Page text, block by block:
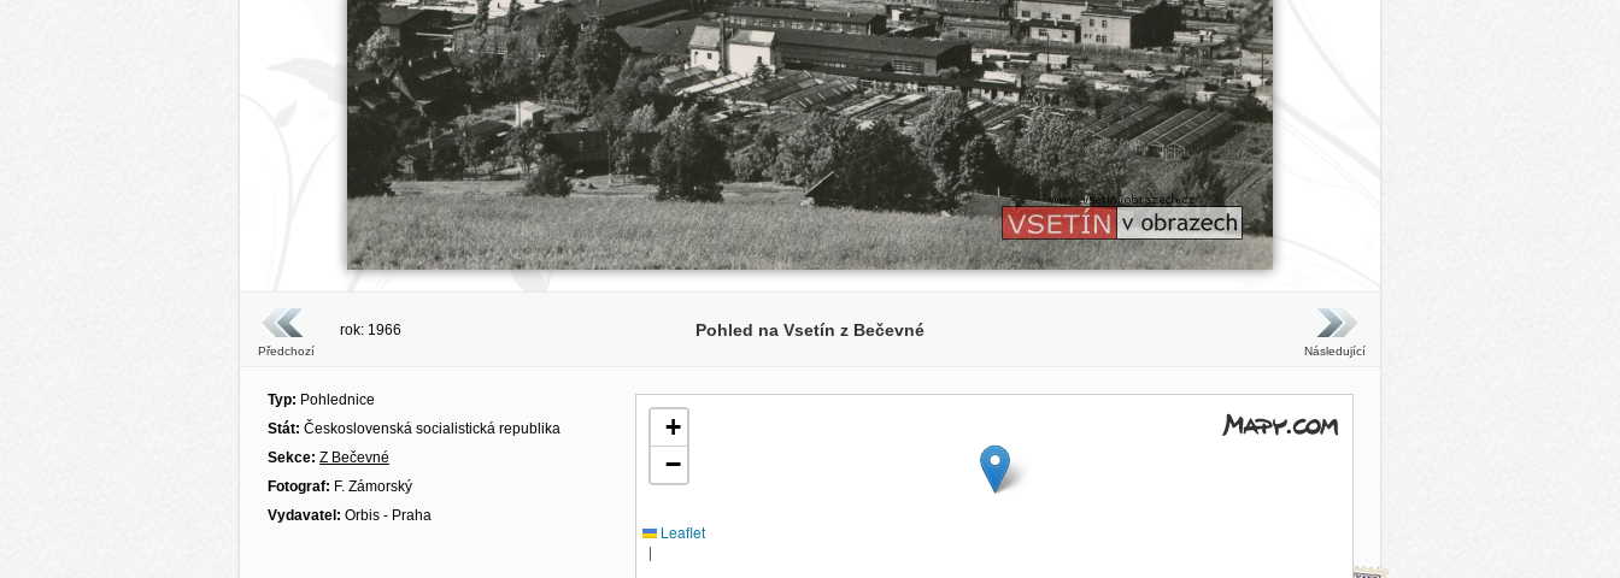
Předchozí
rok: 1966 Pohled na Vsetín z Bečevné
Následující
Typ: Pohlednice
Stát: Československá socialistická republika
Sekce: Z Bečevné
Fotograf: F. Zámorský
Vydavatel: Orbis - Praha
+
−
Leaflet
|